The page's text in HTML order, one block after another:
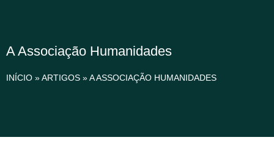
A Associação Humanidades
INÍCIO »ARTIGOS »A ASSOCIAÇÃO HUMANIDADES